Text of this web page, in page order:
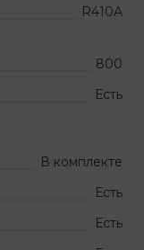
R410A
800
Есть
В комплекте
Есть
Есть